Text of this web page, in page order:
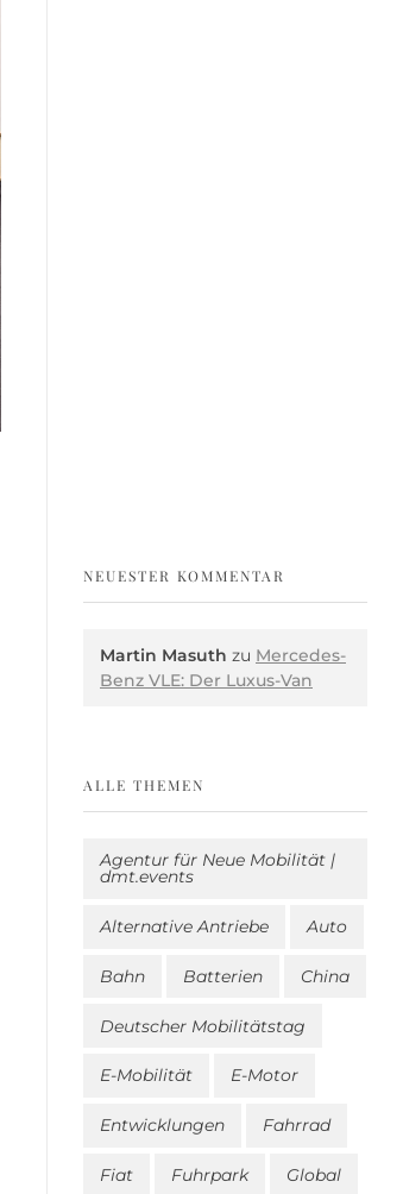
NEUESTER KOMMENTAR
Martin Masuth zu Mercedes-
Benz VLE: Der Luxus-Van
ALLE THEMEN
Agentur für Neue Mobilität |
dmt.events
Alternative Antriebe Auto
Bahn Batterien China
Deutscher Mobilitätstag
E-Mobilität E-Motor
Entwicklungen Fahrrad
Fiat Fuhrpark Global